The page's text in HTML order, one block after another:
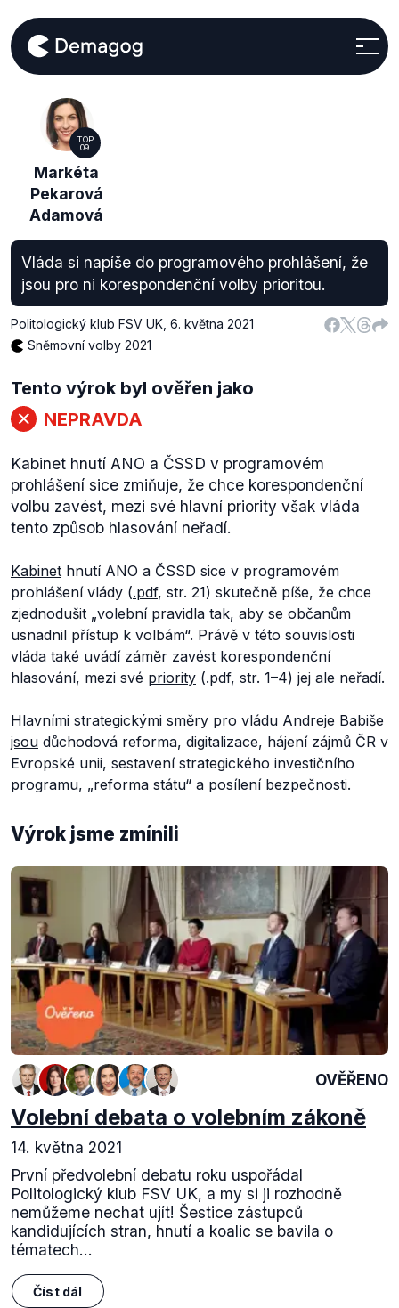
TOP
09
Markéta
Pekarová
Adamová
Vláda si napíše do programového prohlášení, že
jsou pro ni korespondenční volby prioritou.
Politologický klub FSV UK 6. května 2021
Sněmovní volby 2021
Tento výrok byl ověřen jako
NEPRAVDA
Kabinet hnutí ANO a ČSSD v programovém
prohlášení sice zmiňuje, že chce korespondenční
volbu zavést, mezi své hlavní priority však vláda
tento způsob hlasování neřadí.
Kabinet hnutí ANO a ČSSD sice v programovém
prohlášení vlády (.pdf, str. 21) skutečně píše, že chce
zjednodušit „volební pravidla tak, aby se občanům
usnadnil přístup k volbám“. Právě v této souvislosti
vláda také uvádí záměr zavést korespondenční
hlasování, mezi své priority (.pdf, str. 1–4) jej ale neřadí.
Hlavními strategickými směry pro vládu Andreje Babiše
jsou důchodová reforma, digitalizace, hájení zájmů ČR v
Evropské unii, sestavení strategického investičního
programu, „reforma státu“ a posílení bezpečnosti.
Výrok jsme zmínili
OVĚŘENO
Volební debata o volebním zákoně
14. května 2021
První předvolební debatu roku uspořádal
Politologický klub FSV UK, a my si ji rozhodně
nemůžeme nechat ujít! Šestice zástupců
kandidujících stran, hnutí a koalic se bavila o
tématech...
Číst dál